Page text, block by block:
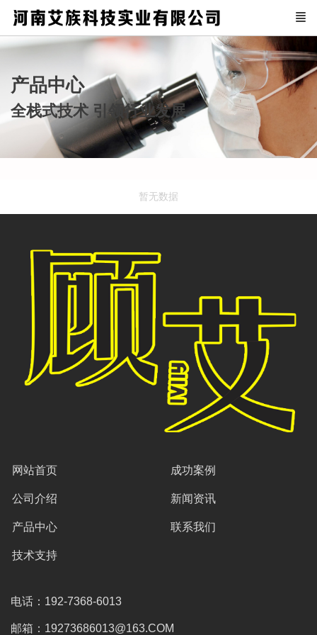
产品中心
全栈式技术 引领行业发展
暂无数据
网站首页
公司介绍
产品中心
技术支持
成功案例
新闻资讯
联系我们
电话：192-7368-6013
邮箱：19273686013@163.COM